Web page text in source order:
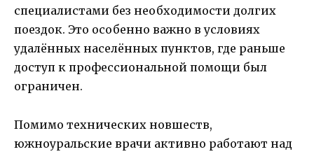
специалистами без необходимости долгих
поездок. Это особенно важно в условиях
удалённых населённых пунктов, где раньше
доступ к профессиональной помощи был
ограничен.
Помимо технических новшеств,
южноуральские врачи активно работают над